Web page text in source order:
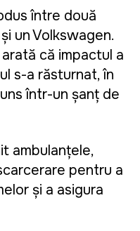
între două
un Volkswagen.
că impactul a
s-a răsturnat, în
într-un şanţ de
ambulanțele,
pentru a
și a asigura